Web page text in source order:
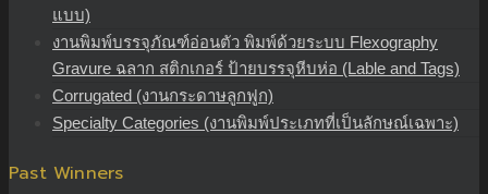
แบบ)
งานพิมพ์บรรจุภัณฑ์อ่อนตัว พิมพ์ด้วยระบบ Flexography
Gravure ฉลาก สติกเกอร์ ป้ายบรรจุหีบห่อ (Lable and Tags)
Corrugated (งานกระดาษลูกฟูก)
Specialty Categories (งานพิมพ์ประเภทที่เป็นลักษณ์เฉพาะ)
Past Winners